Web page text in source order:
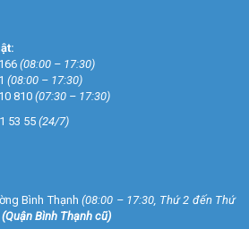
(08:00 – 17:30)
(08:00 – 17:30)
810(07:30 – 17:30)
53 55 (24/7)
Bình Thạnh (08:00 – 17:30, Thứ 2 đến Thứ
(Quận Bình Thạnh cũ)